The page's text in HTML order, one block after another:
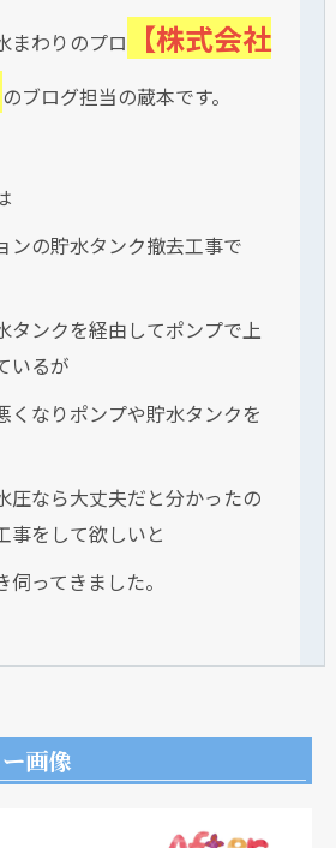
まわりのプロ
【株式会社
のブログ担当の蔵本です。
ンの貯水タンク撤去工事で
タンクを経由してポンプで上
いるが
くなりポンプや貯水タンクを
圧なら大丈夫だと分かったの
事をして欲しいと
ってきました。
画像